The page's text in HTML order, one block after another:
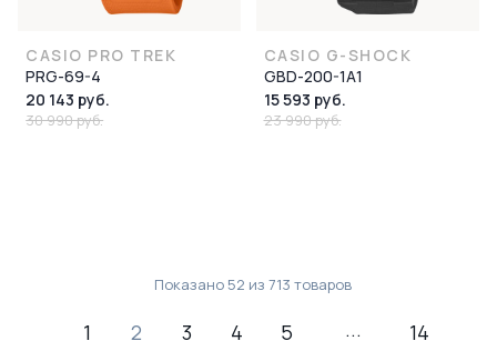
CASIO PRO TREK
PRG-69-4
20 143 руб.
30 990 руб.
CASIO G-SHOCK
GBD-200-1A1
15 593 руб.
23 990 руб.
Показано 52 из713 товаров
1 2 3 4 5 14